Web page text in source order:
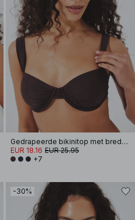
Gedrapeerde bikinitop met brede band
EUR 18.16 EUR 25.95
+7
-30%